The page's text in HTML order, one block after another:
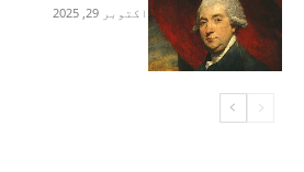
اکتوبر 29, 2025